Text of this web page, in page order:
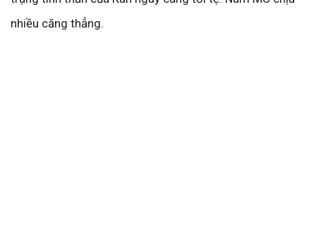
nhiều căng thẳng.